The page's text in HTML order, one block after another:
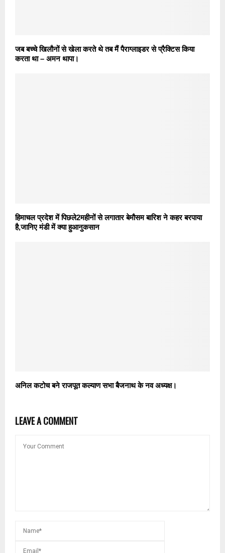
जब बच्चे खिलौनों से खेला करते थे तब मैं पैराग्लाइडर से प्रैक्टिस किया
करता था – अमन थापा।
हिमाचल प्रदेश में पिछले2महीनों से लगातार बेमौसम बारिश ने कहर बरपाया
है,जानिए मंडी में क्या हुआनुकसान
अनिल कटोच बने राजपूत कल्याण सभा बैजनाथ के नव अध्यक्ष।
LEAVE A COMMENT